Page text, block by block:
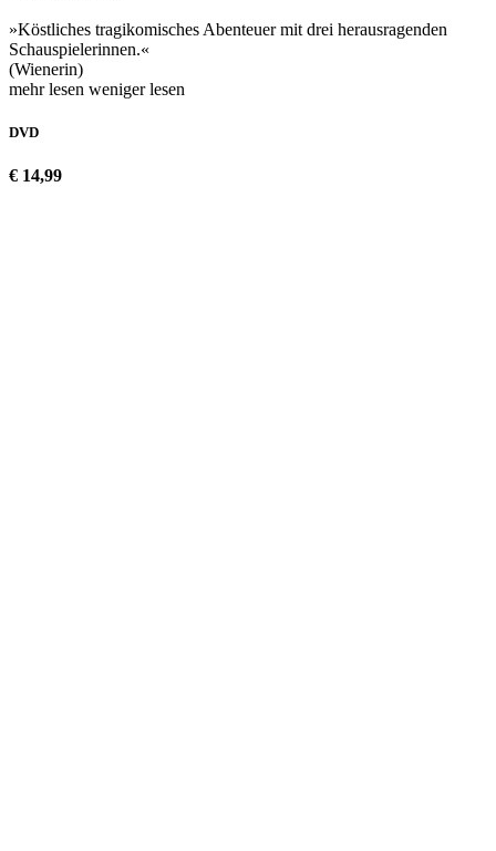
»Köstliches tragikomisches Abenteuer mit drei herausragenden
Schauspielerinnen.«
(Wienerin)
mehr lesen weniger lesen
DVD
€ 14,99